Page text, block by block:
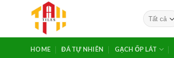
HOME ĐÁ TỰ NHIÊN GẠCH ỐP LÁT